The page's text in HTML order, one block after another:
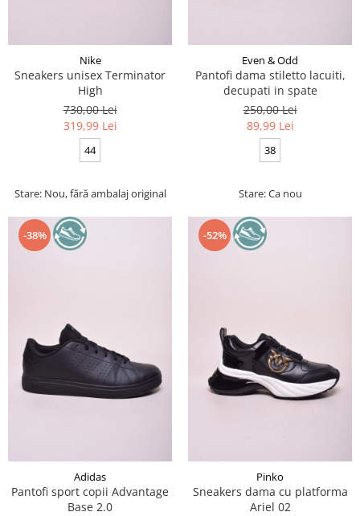
Nike
Sneakers unisex Terminator
High
730,00 Lei
319,99 Lei
44
Stare: Nou, fără ambalaj original
Even & Odd
Pantofi dama stiletto lacuiti,
decupati in spate
250,00 Lei
89,99 Lei
38
Stare: Ca nou
-38%
Adidas
Pantofi sport copii Advantage
Base 2.0
-52%
Pinko
Sneakers dama cu platforma
Ariel 02